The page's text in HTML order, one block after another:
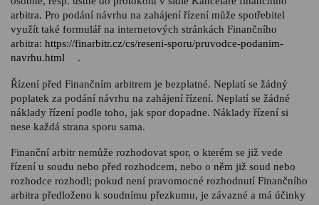
arbitra. Pro podání návrhu na zahájení řízení může spotřebitel
využít také formulář na internetových stránkách Finančního
arbitra: https://finarbitr.cz/cs/reseni-sporu/pruvodce-podanim-
navrhu.html
.
Řízení před Finančním arbitrem je bezplatné. Neplatí se žádný
poplatek za podání návrhu na zahájení řízení. Neplatí se žádné
náklady řízení podle toho, jak spor dopadne. Náklady řízení si
nese každá strana sporu sama.
Finanční arbitr nemůže rozhodovat spor, o kterém se již vede
řízení u soudu nebo před rozhodcem, nebo o něm již soud nebo
rozhodce rozhodl; pokud není pravomocné rozhodnutí Finančního
arbitra předloženo k soudnímu přezkumu, je závazné a má účinky